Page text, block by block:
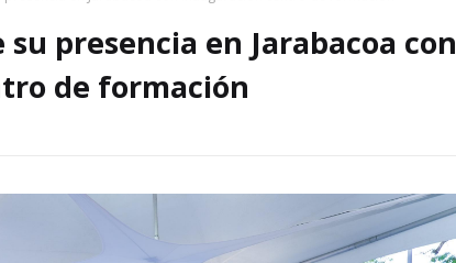
su presencia en Jarabacoa con
de formación